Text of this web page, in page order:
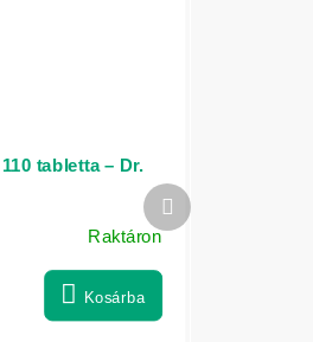
tabletta – Dr.
Raktáron
Kosárba
Következő
termék